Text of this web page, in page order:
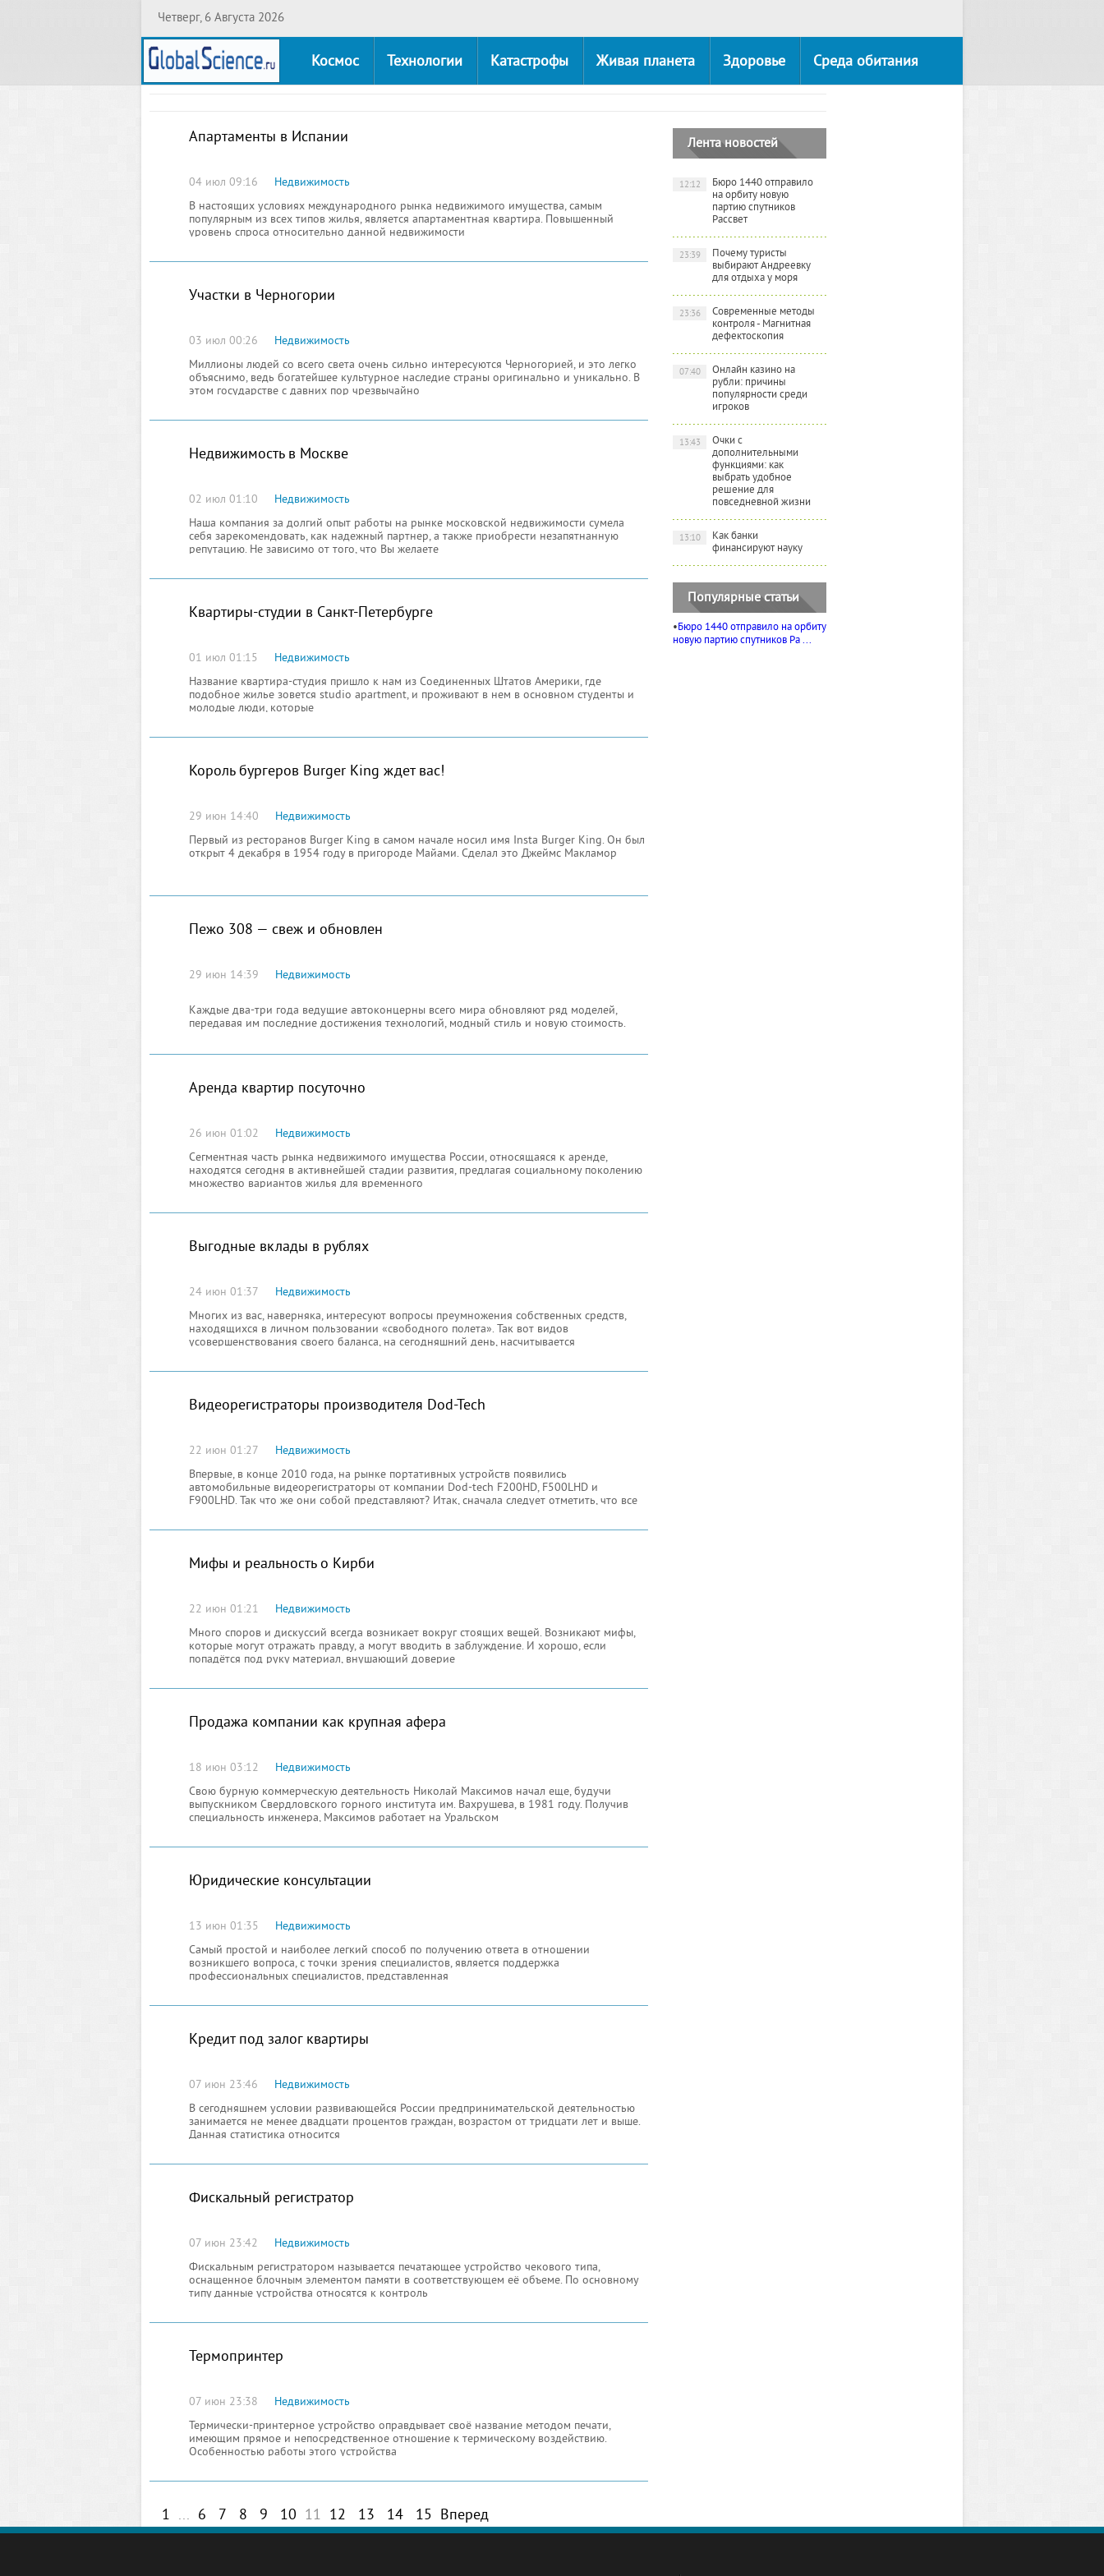
Четверг, 6 Августа 2026
Космос Технологии Катастрофы Живая планета Здоровье Среда обитания
Апартаменты в Испании
04 июл 09:16
Недвижимость
В настоящих условиях международного рынка недвижимого имущества, самым
популярным из всех типов жилья, является апартаментная квартира. Повышенный
уровень спроса относительно данной недвижимости
Участки в Черногории
03 июл 00:26
Недвижимость
Миллионы людей со всего света очень сильно интересуются Черногорией, и это легко
объяснимо, ведь богатейшее культурное наследие страны оригинально и уникально. В
этом государстве с давних пор чрезвычайно
Недвижимость в Москве
02 июл 01:10
Недвижимость
Наша компания за долгий опыт работы на рынке московской недвижимости сумела
себя зарекомендовать, как надежный партнер, а также приобрести незапятнанную
репутацию. Не зависимо от того, что Вы желаете
Квартиры-студии в Санкт-Петербурге
01 июл 01:15
Недвижимость
Название квартира-студия пришло к нам из Соединенных Штатов Америки, где
подобное жилье зовется studio apartment, и проживают в нем в основном студенты и
молодые люди, которые
Король бургеров Burger King ждет вас!
29 июн 14:40
Недвижимость
Первый из ресторанов Burger King в самом начале носил имя Insta Burger King. Он был
открыт 4 декабря в 1954 году в пригороде Майами. Сделал это Джеймс Макламор
Пежо 308 — свеж и обновлен
29 июн 14:39 Недвижимость
Каждые два-три года ведущие автоконцерны всего мира обновляют ряд моделей,
передавая им последние достижения технологий, модный стиль и новую стоимость.
Аренда квартир посуточно
26 июн 01:02
Недвижимость
Сегментная часть рынка недвижимого имущества России, относящаяся к аренде,
находятся сегодня в активнейшей стадии развития, предлагая социальному поколению
множество вариантов жилья для временного
Выгодные вклады в рублях
24 июн 01:37
Недвижимость
Многих из вас, наверняка, интересуют вопросы преумножения собственных средств,
находящихся в личном пользовании «свободного полета». Так вот видов
усовершенствования своего баланса, на сегодняшний день, насчитывается
Видеорегистраторы производителя Dod-Tech
22 июн 01:27
Недвижимость
Впервые, в конце 2010 года, на рынке портативных устройств появились
автомобильные видеорегистраторы от компании Dod-tech F200HD, F500LHD и
F900LHD. Так что же они собой представляют? Итак, сначала следует отметить, что все
Мифы и реальность о Кирби
22 июн 01:21
Недвижимость
Много споров и дискуссий всегда возникает вокруг стоящих вещей. Возникают мифы,
которые могут отражать правду, а могут вводить в заблуждение. И хорошо, если
попадётся под руку материал, внушающий доверие
Продажа компании как крупная афера
18 июн 03:12
Недвижимость
Свою бурную коммерческую деятельность Николай Максимов начал еще, будучи
выпускником Свердловского горного института им. Вахрушева, в 1981 году. Получив
специальность инженера, Максимов работает на Уральском
Юридические консультации
13 июн 01:35
Недвижимость
Самый простой и наиболее легкий способ по получению ответа в отношении
возникшего вопроса, с точки зрения специалистов, является поддержка
профессиональных специалистов, представленная
Кредит под залог квартиры
07 июн 23:46
Недвижимость
В сегодняшнем условии развивающейся России предпринимательской деятельностью
занимается не менее двадцати процентов граждан, возрастом от тридцати лет и выше.
Данная статистика относится
Фискальный регистратор
07 июн 23:42
Недвижимость
Фискальным регистратором называется печатающее устройство чекового типа,
оснащенное блочным элементом памяти в соответствующем её объеме. По основному
типу данные устройства относятся к контроль
Термопринтер
07 июн 23:38
Недвижимость
Термически-принтерное устройство оправдывает своё название методом печати,
имеющим прямое и непосредственное отношение к термическому воздействию.
Особенностью работы этого устройства
1 ... 6 7 8 9 10 11 12 13 14 15 Вперед
Лента новостей
Бюро 1440 отправило
на орбиту новую
партию спутников
Рассвет
12:12
Почему туристы
выбирают Андреевку
для отдыха у моря
23:39
Современные методы
контроля - Магнитная
дефектоскопия
23:36
Онлайн казино на
рубли: причины
популярности среди
игроков
07:40
Очки с
дополнительными
функциями: как
выбрать удобное
решение для
повседневной жизни
13:43
Как банки
финансируют науку
13:10
Популярные статьи
•Бюро 1440 отправило на орбиту
новую партию спутников Ра ...